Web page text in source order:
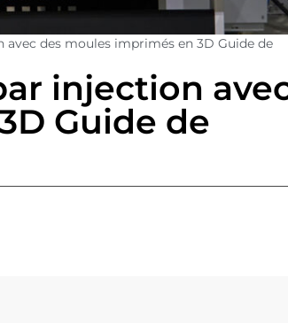
avec des moules imprimés en 3D Guide de
injection
Guide de